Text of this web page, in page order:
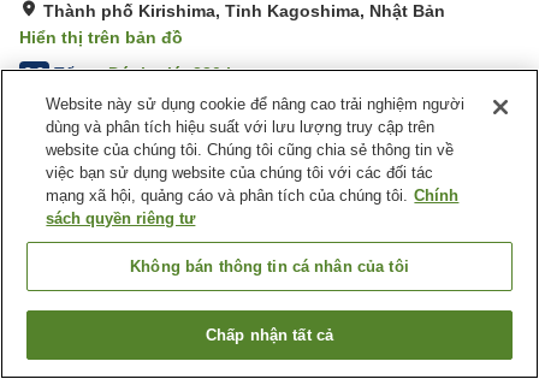
Thành phố Kirishima, Tỉnh Kagoshima, Nhật Bản
Hiển thị trên bản đồ
3.8 Tốt Đánh giá:230lượt
Tiện nghi chỗ nghỉ
Bãi đỗ xe
Bể sục
Xông hơi
Spa / Salon
Nhật Bản Tỉnh Kagoshima
Thành phố Kirishima
Kirishima Onsen Hotel Kirishima Castle
Tìm phòng trống
Website này sử dụng cookie để nâng cao trải nghiệm người
dùng và phân tích hiệu suất với lưu lượng truy cập trên
website của chúng tôi. Chúng tôi cũng chia sẻ thông tin về
việc bạn sử dụng website của chúng tôi với các đối tác
mạng xã hội, quảng cáo và phân tích của chúng tôi. Chính
sách quyền riêng tư
Không bán thông tin cá nhân của tôi
Chấp nhận tất cả